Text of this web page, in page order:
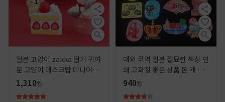
일본 고양이 zakka 딸기 귀여
운 고양이 데스크탑 미니어처
수지 유행 작은 장식품 블라인
드 박스 DRY 생일 선물
1,310원
대외 무역 일본 절묘한 색상 인
쇄 고화질 좋은 상품 돈 개 춤
지 후지 산 닌자 팬
940원